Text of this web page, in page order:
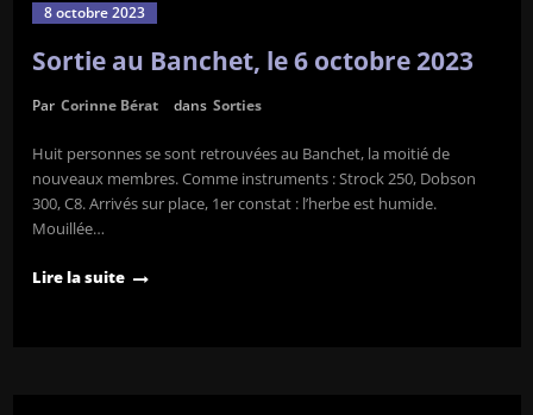
8 octobre 2023
Sortie au Banchet, le 6 octobre 2023
Par Corinne Bérat dans Sorties
Huit personnes se sont retrouvées au Banchet, la moitié de
nouveaux membres. Comme instruments : Strock 250, Dobson
300, C8. Arrivés sur place, 1er constat : l’herbe est humide.
Mouillée…
Lire la suite